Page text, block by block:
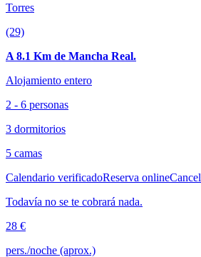
Torres
(29)
A 8.1 Km de Mancha Real.
Alojamiento entero
2 - 6 personas
3 dormitorios
5 camas
Calendario verificadoReserva online
Todavía no se te cobrará nada.
28 €
pers./noche (aprox.)